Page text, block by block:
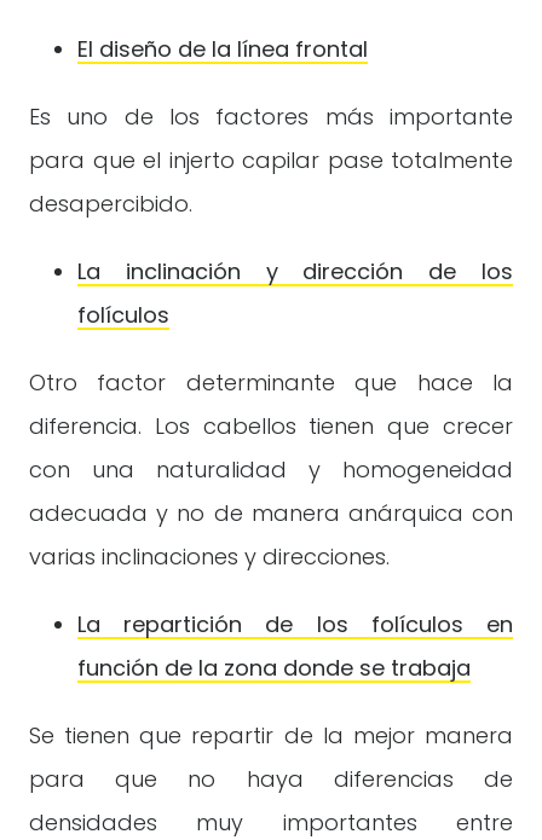
El diseño de la línea frontal
Es uno de los factores más importante
para que el injerto capilar pase totalmente
desapercibido.
La inclinación y dirección de los
folículos
Otro factor determinante que hace la
diferencia. Los cabellos tienen que crecer
con una naturalidad y homogeneidad
adecuada y no de manera anárquica con
varias inclinaciones y direcciones.
La repartición de los folículos en
función de la zona donde se trabaja
Se tienen que repartir de la mejor manera
para que no haya diferencias de
densidades muy importantes entre